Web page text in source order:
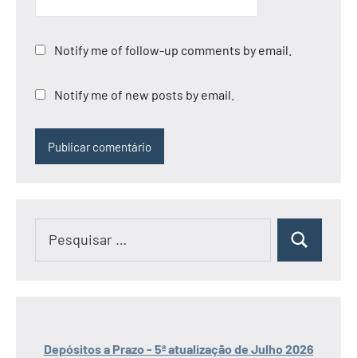
Notify me of follow-up comments by email.
Notify me of new posts by email.
Pesquisar
Depósitos a Prazo - 5ª atualização de Julho 2026